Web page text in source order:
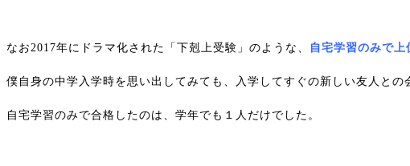
なお2017年にドラマ化された「下剋上受験」のような、 自宅学習のみで
僕自身の中学入学時を思い出してみても、入学してすぐの新しい友人と
自宅学習のみで合格したのは、学年でも１人だけでした。